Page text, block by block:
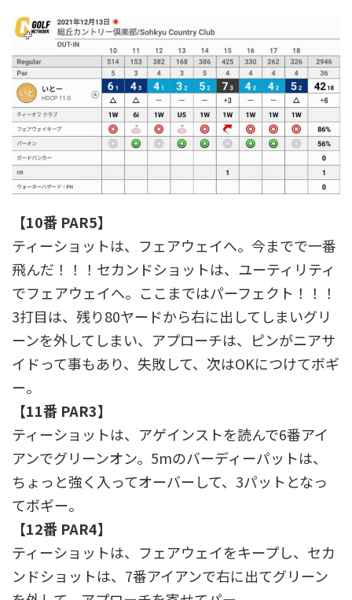
【10番 PAR5】
ティーショットは、フェアウェイへ。今までで一番
飛んだ！！！セカンドショットは、ユーティリティ
でフェアウェイへ。ここまではパーフェクト！！！
3打目は、残り80ヤードから右に出してしまいグリ
ーンを外してしまい、アプローチは、ピンがニアサ
イドって事もあり、失敗して、次はOKにつけてボギ
ー。
【11番 PAR3】
ティーショットは、アゲインストを読んで6番アイ
アンでグリーンオン。5mのバーディーパットは、
ちょっと強く入ってオーバーして、3パットとなっ
てボギー。
【12番 PAR4】
ティーショットは、フェアウェイをキープし、セカ
ンドショットは、7番アイアンで右に出てグリーン